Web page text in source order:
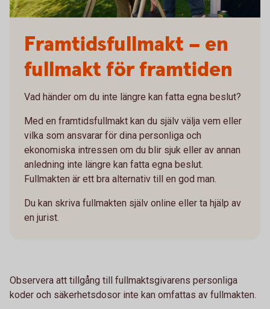
Framtidsfullmakt – en
fullmakt för framtiden
Vad händer om du inte längre kan fatta egna beslut?
Med en framtidsfullmakt kan du själv välja vem eller
vilka som ansvarar för dina personliga och
ekonomiska intressen om du blir sjuk eller av annan
anledning inte längre kan fatta egna beslut.
Fullmakten är ett bra alternativ till en god man.
Du kan skriva fullmakten själv online eller ta hjälp av
en jurist.
Observera att tillgång till fullmaktsgivarens personliga
koder och säkerhetsdosor inte kan omfattas av fullmakten.